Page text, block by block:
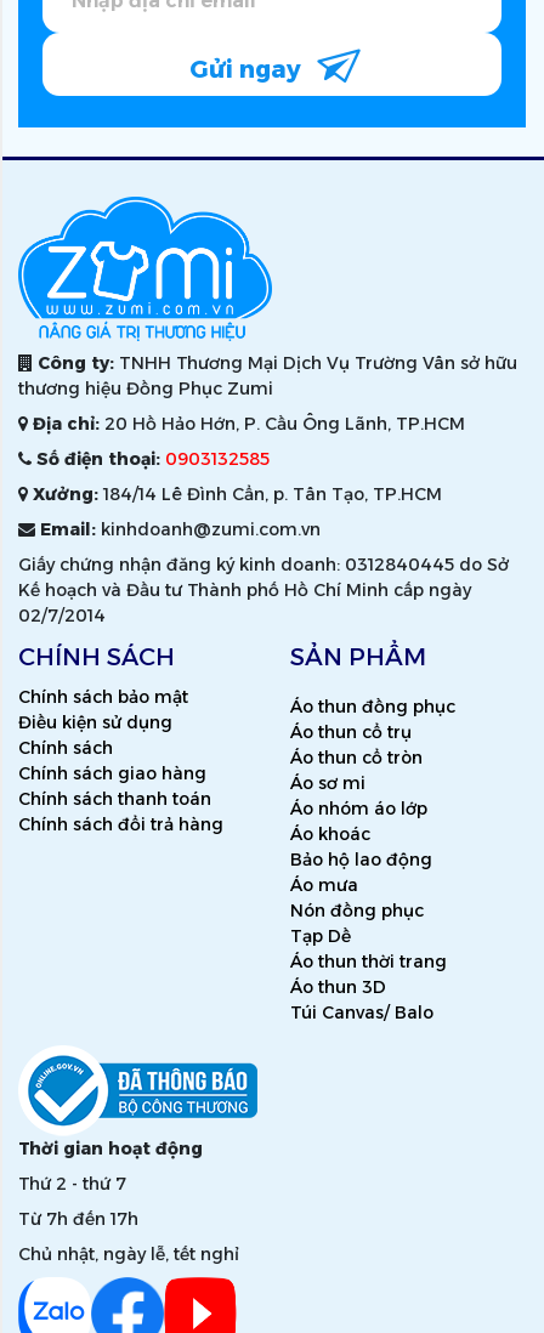
Gửi ngay
Công ty: TNHH Thương Mại Dịch Vụ Trường Vân sở hữu
thương hiệu Đồng Phục Zumi
Địa chỉ: 20 Hồ Hảo Hớn, P. Cầu Ông Lãnh, TP.HCM
Số điện thoại: 0903132585
Xưởng:184/14 Lê Đình Cẩn, p. Tân Tạo, TP.HCM
Email: kinhdoanh@zumi.com.vn
Giấy chứng nhận đăng ký kinh doanh: 0312840445 do Sở
Kế hoạch và Đầu tư Thành phố Hồ Chí Minh cấp ngày
02/7/2014
CHÍNH SÁCH
Chính sách bảo mật
Điều kiện sử dụng
Chính sách
Chính sách giao hàng
Chính sách thanh toán
Chính sách đổi trả hàng
SẢN PHẨM
Áo thun đồng phục
Áo thun cổ trụ
Áo thun cổ tròn
Áo sơ mi
Áo nhóm áo lớp
Áo khoác
Bảo hộ lao động
Áo mưa
Nón đồng phục
Tạp Dề
Áo thun thời trang
Áo thun 3D
Túi Canvas/ Balo
Thời gian hoạt động
Thứ 2 - thứ 7
Từ 7h đến 17h
Chủ nhật, ngày lễ, tết nghỉ